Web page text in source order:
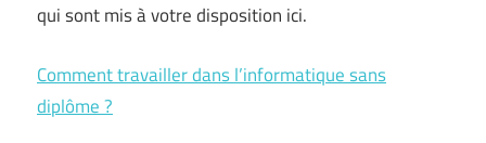
qui sont mis à votre disposition ici.
Comment travailler dans l’informatique sans
diplôme ?